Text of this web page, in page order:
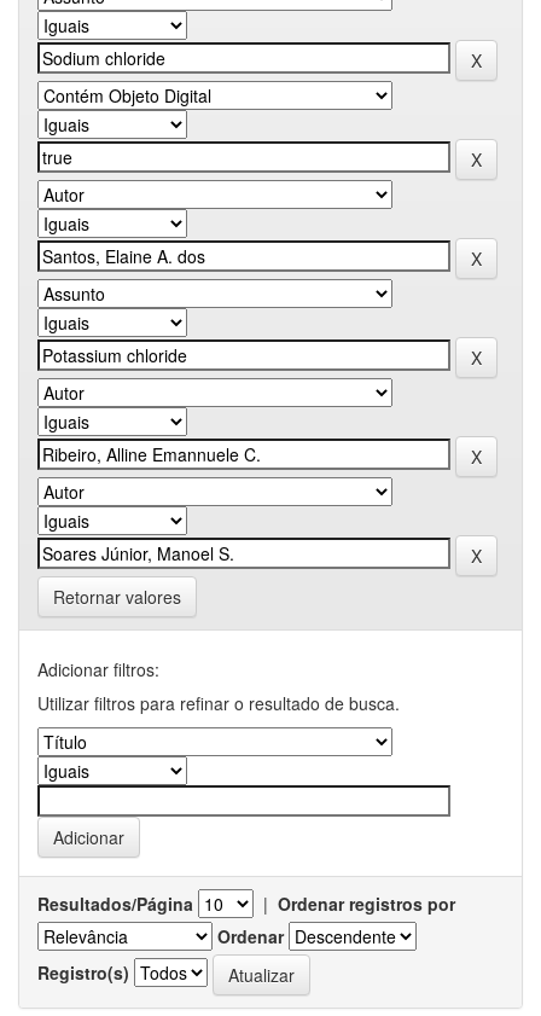
Retornar valores
Adicionar filtros:
Utilizar filtros para refinar o resultado de busca.
Resultados/Página | Ordenar registros por
Ordenar
Registro(s)